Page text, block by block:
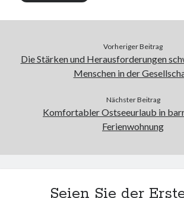
Vorheriger Beitrag
Die Stärken und Herausforderungen
Menschen in der
Nächster Beitrag
Komfortabler Ostseeurlaub in
Ferienwohnung
Seien Sie der